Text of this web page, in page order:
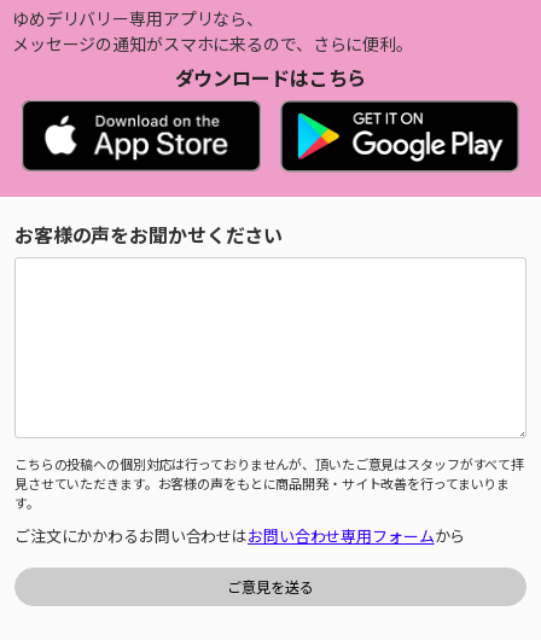
ゆめデリバリー専用アプリなら、
メッセージの通知がスマホに来るので、さらに便利。
ダウンロードはこちら
お客様の声をお聞かせください
こちらの投稿への個別対応は行っておりませんが、頂いたご意見はスタッフがすべて拝
見させていただきます。お客様の声をもとに商品開発・サイト改善を行ってまいりま
す。
ご注文にかかわるお問い合わせはお問い合わせ専用フォームから